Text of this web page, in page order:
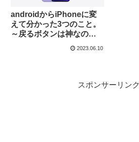
androidからiPhoneに変
えて分かった3つのこと。
～戻るボタンは神なのか
2023.06.10
スポンサーリンク